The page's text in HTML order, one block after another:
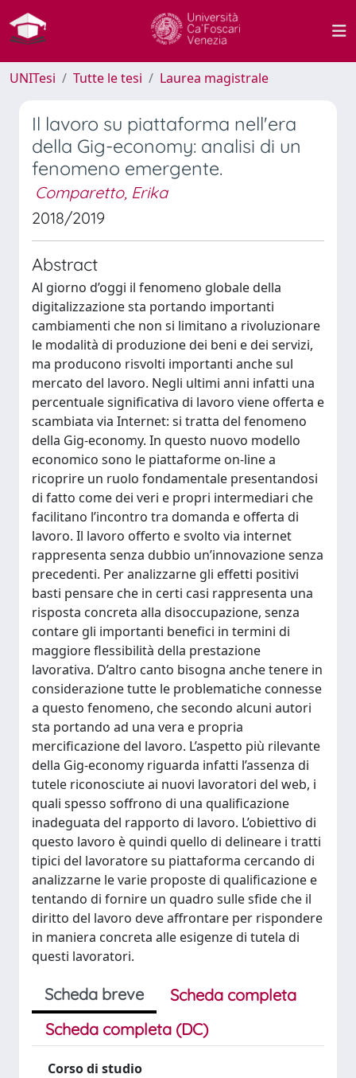
UNITesi Tutte le tesi Laurea magistrale
Il lavoro su piattaforma nell'era
della Gig-economy: analisi di un
fenomeno emergente.
Comparetto, Erika
2018/2019
Abstract
Al giorno d’oggi il fenomeno globale della
digitalizzazione sta portando importanti
cambiamenti che non si limitano a rivoluzionare
le modalità di produzione dei beni e dei servizi,
ma producono risvolti importanti anche sul
mercato del lavoro. Negli ultimi anni infatti una
percentuale significativa di lavoro viene offerta e
scambiata via Internet: si tratta del fenomeno
della Gig-economy. In questo nuovo modello
economico sono le piattaforme on-line a
ricoprire un ruolo fondamentale presentandosi
di fatto come dei veri e propri intermediari che
facilitano l’incontro tra domanda e offerta di
lavoro. Il lavoro offerto e svolto via internet
rappresenta senza dubbio un’innovazione senza
precedenti. Per analizzarne gli effetti positivi
basti pensare che in certi casi rappresenta una
risposta concreta alla disoccupazione, senza
contare gli importanti benefici in termini di
maggiore flessibilità della prestazione
lavorativa. D’altro canto bisogna anche tenere in
considerazione tutte le problematiche connesse
a questo fenomeno, che secondo alcuni autori
sta portando ad una vera e propria
mercificazione del lavoro. L’aspetto più rilevante
della Gig-economy riguarda infatti l’assenza di
tutele riconosciute ai nuovi lavoratori del web, i
quali spesso soffrono di una qualificazione
inadeguata del rapporto di lavoro. L’obiettivo di
questo lavoro è quindi quello di delineare i tratti
tipici del lavoratore su piattaforma cercando di
analizzarne le varie proposte di qualificazione e
tentando di fornire un quadro sulle sfide che il
diritto del lavoro deve affrontare per rispondere
in maniera concreta alle esigenze di tutela di
questi lavoratori.
Scheda breve
Scheda completa
Scheda completa (DC)
Corso di studio